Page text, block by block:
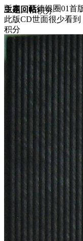
主题回帖积分
积分
2024-4-13 18:07:54
72310
版本：西德银圈01首
此版CD世面很少看